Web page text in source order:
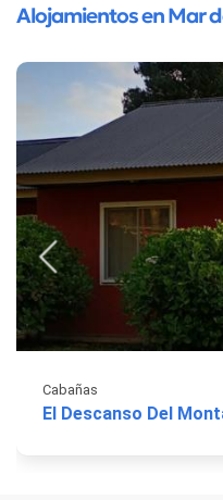
Alojamientos en Mar
Cabañas
El Descanso Del